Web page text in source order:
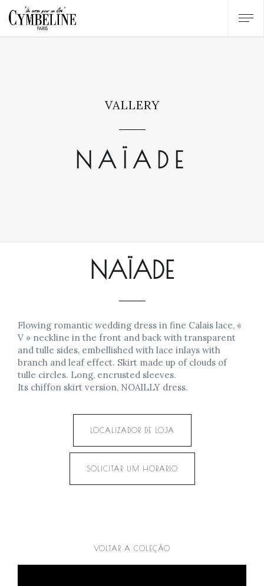
VALLERY
NAÏADE
NAÏADE
Flowing romantic wedding dress in fine Calais lace, «
V » neckline in the front and back with transparent
and tulle sides, embellished with lace inlays with
branch and leaf effect. Skirt made up of clouds of
tulle circles. Long, encrusted sleeves.
Its chiffon skirt version, NOAILLY dress.
LOCALIZADOR DE LOJA
SOLICITAR UM HORARIO
VOLTAR A COLEÇÃO